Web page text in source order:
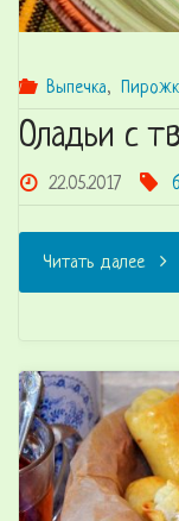
Выпечка,
Оладьи с
22.05.2017
Читать далее
и